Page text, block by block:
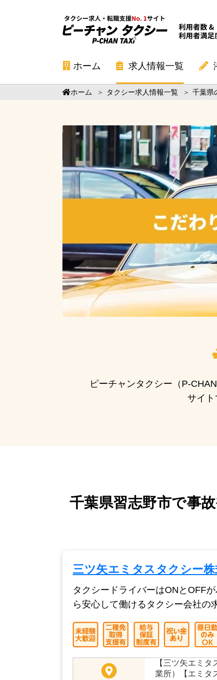
ホーム 求人情報一覧
ホーム ＞ タクシー求人情報一覧 ＞ 千葉県
ピーチャンタクシー（P-
サイト
千葉県習志野市で事
三ツ矢エミタスタクシー
タクシードライバーはONとOFF
ら安心して働けるタクシー会社の
【三ツ矢エミ
業所）【エミタ